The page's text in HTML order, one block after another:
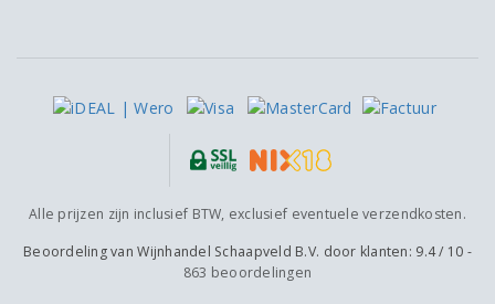
Alle prijzen zijn inclusief BTW, exclusief eventuele verzendkosten.
Beoordeling vanWijnhandel Schaapveld B.V. door klanten: 9.4/ 10 -
863 beoordelingen